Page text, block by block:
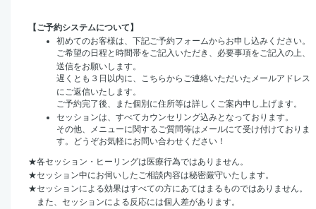
【ご予約システムについて】
初めてのお客様は、下記ご予約フォームからお申し込みください。
ご希望の日程と時間帯をご記入いただき、必要事項をご記入の上、
送信をお願いします。
遅くとも３日以内に、こちらからご連絡いただいたメールアドレス
にご返信いたします。
ご予約完了後、また個別に住所等は詳しくご案内申し上げます。
セッションは、すべてカウンセリング込みとなっております。
その他、メニューに関するご質問等はメールにて受け付けておりま
す。どうぞお気軽にお問い合わせください！
★各セッション・ヒーリングは医療行為ではありません。
★セッション中にお伺いしたご相談内容は秘密厳守いたします。
★セッションによる効果はすべての方にあてはまるものではありません。
また、セッションによる反応には個人差があります。